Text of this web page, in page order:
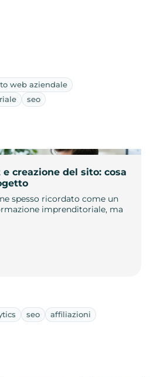
web aziendale
seo
creazione del sito: cosa
spesso ricordato come un
imprenditoriale, ma
seo affiliazioni